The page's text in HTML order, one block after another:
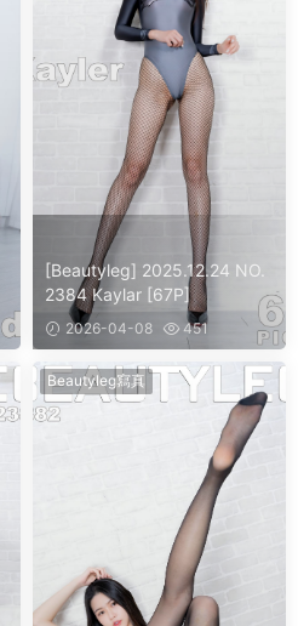
[Beautyleg] 2025.12.24 NO.
2384 Kaylar [67P]
2026-04-08 451
Beautyleg寫真